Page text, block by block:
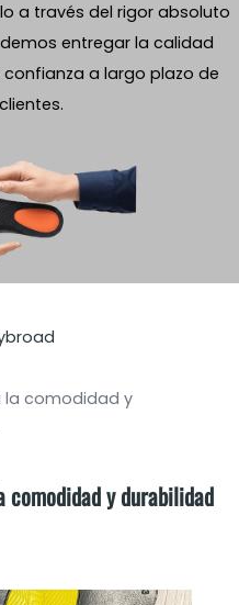
a través del rigor absoluto
entregar la calidad
a largo plazo de
comodidad y
comodidad y durabilidad